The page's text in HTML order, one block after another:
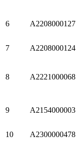
6 A2208000127
7 A2208000124
8 A2221000068
9 A2154000003
10 A2300000478